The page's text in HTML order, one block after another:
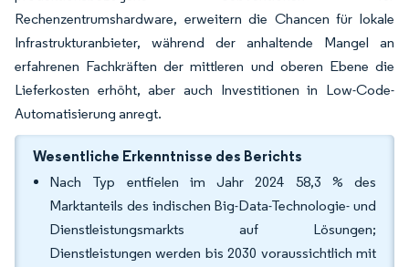
Rechenzentrumshardware, erweitern die Chancen für lokale
Infrastrukturanbieter, während der anhaltende Mangel an
erfahrenen Fachkräften der mittleren und oberen Ebene die
Lieferkosten erhöht, aber auch Investitionen in Low-Code-
Automatisierung anregt.
Wesentliche Erkenntnisse des Berichts
Nach Typ entfielen im Jahr 2024 58,3 % des
Marktanteils des indischen Big-Data-Technologie- und
Dienstleistungsmarkts auf Lösungen;
Dienstleistungen werden bis 2030 voraussichtlich mit